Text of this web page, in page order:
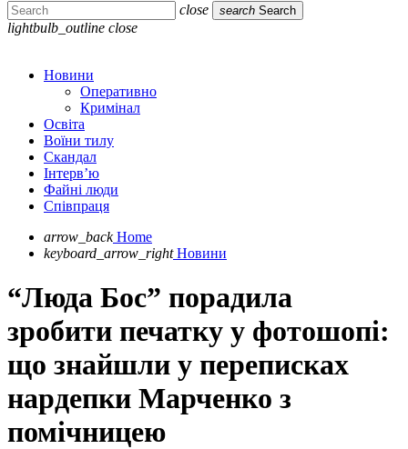
close search Search
lightbulb_outline close
Новини
Оперативно
Кримінал
Освіта
Воїни тилу
Скандал
Інтерв’ю
Файні люди
Співпраця
arrow_back Home
keyboard_arrow_right Новини
“Люда Бос” порадила
зробити печатку у фотошопі:
що знайшли у переписках
нардепки Марченко з
помічницею